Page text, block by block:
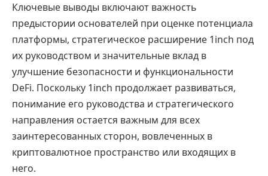
Ключевые выводы включают важность
предыстории основателей при оценке потенциала
платформы, стратегическое расширение 1inch под
их руководством и значительные вклад в
улучшение безопасности и функциональности
DeFi. Поскольку 1inch продолжает развиваться,
понимание его руководства и стратегического
направления остается важным для всех
заинтересованных сторон, вовлеченных в
криптовалютное пространство или входящих в
него.